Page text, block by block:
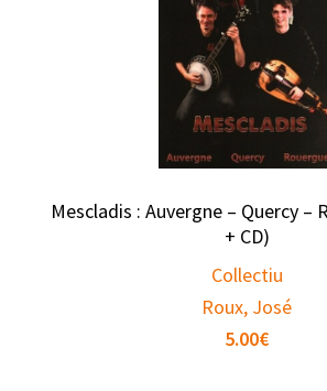
Mescladis : Auvergne – Quercy –
+ CD)
Collectiu
Roux, José
5.00€